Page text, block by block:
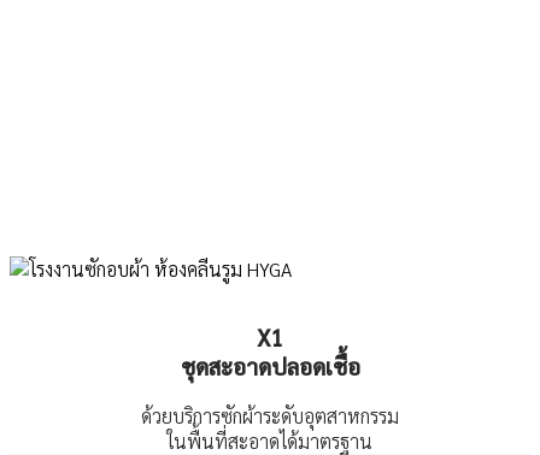
X1
ชุดสะอาดปลอดเชื้อ
ด้วยบริการซักผ้าระดับอุตสาหกรรม
ในพื้นที่สะอาดได้มาตรฐาน